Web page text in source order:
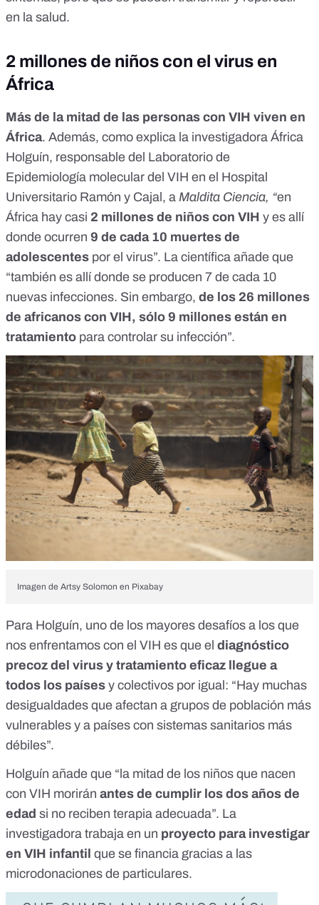
en la salud.
2 millones de niños con el virus en
África
Más de la mitad de las personas con VIH viven en
África. Además, como explica la investigadora África
Holguín, responsable del Laboratorio de
Epidemiología molecular del VIH en el Hospital
Universitario Ramón y Cajal, a Maldita Ciencia, “en
África hay casi 2 millones de niños con VIH y es allí
donde ocurren 9 de cada 10 muertes de
adolescentes por el virus”. La científica añade que
“también es allí donde se producen 7 de cada 10
nuevas infecciones. Sin embargo, de los 26 millones
de africanos con VIH, sólo 9 millones están en
tratamiento para controlar su infección”.
Imagen de Artsy Solomon en Pixabay
Para Holguín, uno de los mayores desafíos a los que
nos enfrentamos con el VIH es que el diagnóstico
precoz del virus y tratamiento eficaz llegue a
todos los países y colectivos por igual: “Hay muchas
desigualdades que afectan a grupos de población más
vulnerables y a países con sistemas sanitarios más
débiles”.
Holguín añade que “la mitad de los niños que nacen
con VIH morirán antes de cumplir los dos años de
edad si no reciben terapia adecuada”. La
investigadora trabaja en un proyecto para investigar
en VIH infantil que se financia gracias a las
microdonaciones de particulares.